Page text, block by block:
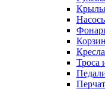
Троса